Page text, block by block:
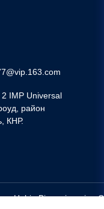
IMP Universal
район
КНР.
Habio Bioengineering